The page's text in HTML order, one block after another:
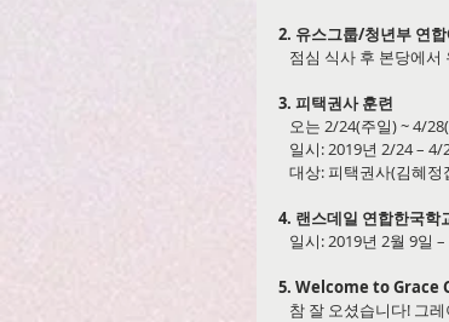
2. 유스그룹/청년부 연
점심 식사 후 본당
3. 피택권사 훈련
오는 2/24(주일) ~
일시: 2019년 2/24 –
대상: 피택권사(김혜
4. 랜스데일 연합한국학
일시: 2019년 2월 9일
5. Welcome to Grace
참 잘 오셨습니다!